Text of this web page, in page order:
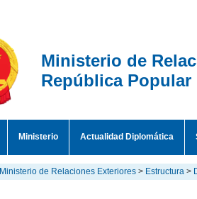
Ministerio de
República Popular
Ministerio Actualidad Diplomática
Ministerio de Relaciones Exteriores > Estructura >